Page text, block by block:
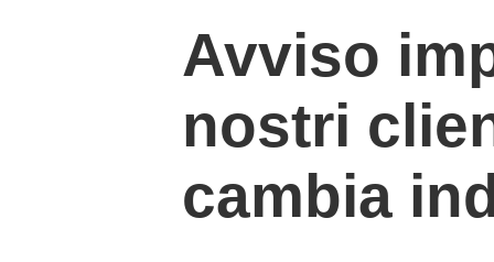
Avviso
nostri
cambia